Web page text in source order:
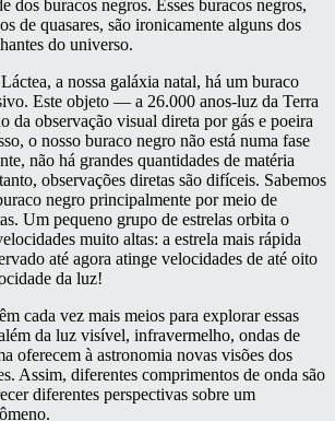
dos buracos negros. Esses buracos negros,
de quasares, são ironicamente alguns dos
do universo.
a nossa galáxia natal, há um buraco
Este objeto — a 26.000 anos-luz da Terra
da observação visual direta por gás e poeira
o nosso buraco negro não está numa fase
não há grandes quantidades de matéria
observações diretas são difíceis. Sabemos
negro principalmente por meio de
Um pequeno grupo de estrelas orbita o
muito altas: a estrela mais rápida
até agora atinge velocidades de até oito
da luz!
cada vez mais meios para explorar essas
da luz visível, infravermelho, ondas de
oferecem à astronomia novas visões dos
Assim, diferentes comprimentos de onda são
diferentes perspectivas sobre um